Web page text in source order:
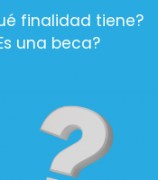
finalidad tiene?
una beca?